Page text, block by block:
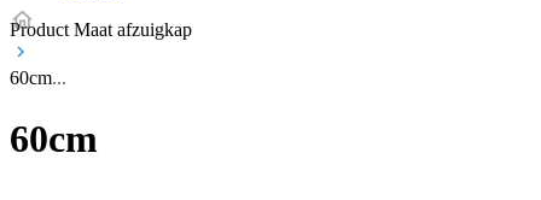
Product Maat afzuigkap
60cm
60cm